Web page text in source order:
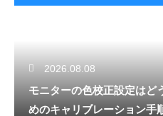
2026.08.08
モニターの色校正設定はど
めのキャリブレーション手